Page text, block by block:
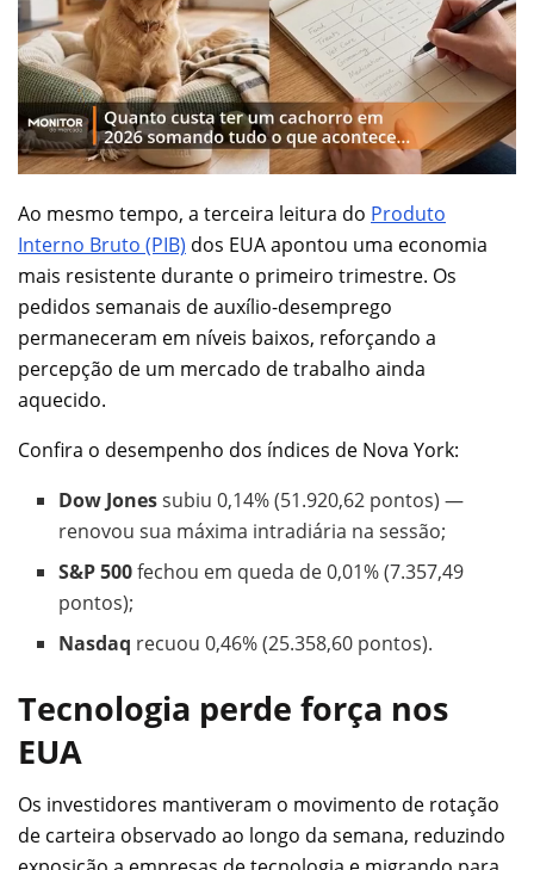
Ao mesmo tempo, a terceira leitura do Produto
Interno Bruto (PIB) dos EUA apontou uma economia
mais resistente durante o primeiro trimestre. Os
pedidos semanais de auxílio-desemprego
permaneceram em níveis baixos, reforçando a
percepção de um mercado de trabalho ainda
aquecido.
Confira o desempenho dos índices de Nova York:
Dow Jonessubiu 0,14% (51.920,62 pontos) —
renovou sua máxima intradiária na sessão;
S&P 500fechou em queda de 0,01% (7.357,49
pontos);
Nasdaq recuou 0,46% (25.358,60 pontos).
Tecnologia perde força nos
EUA
Os investidores mantiveram o movimento de rotação
de carteira observado ao longo da semana, reduzindo